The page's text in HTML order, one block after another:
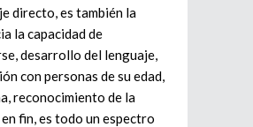
directo, es también la
la capacidad de
desarrollo del lenguaje,
con personas de su edad,
reconocimiento de la
fin, es todo un espectro